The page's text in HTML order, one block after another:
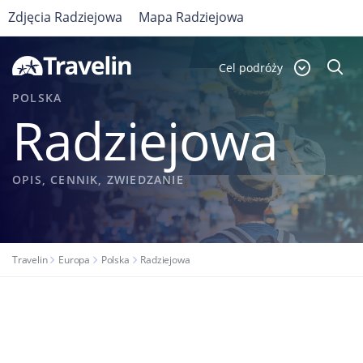
Cel podróży
POLSKA
Radziejowa
OPIS, CENNIK, ZWIEDZANIE
Travelin Europa Polska Radziejowa
Zdjęcia Radziejowa Mapa Radziejowa